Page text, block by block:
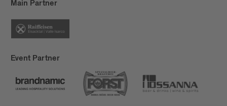
Main Partner
Event Partner